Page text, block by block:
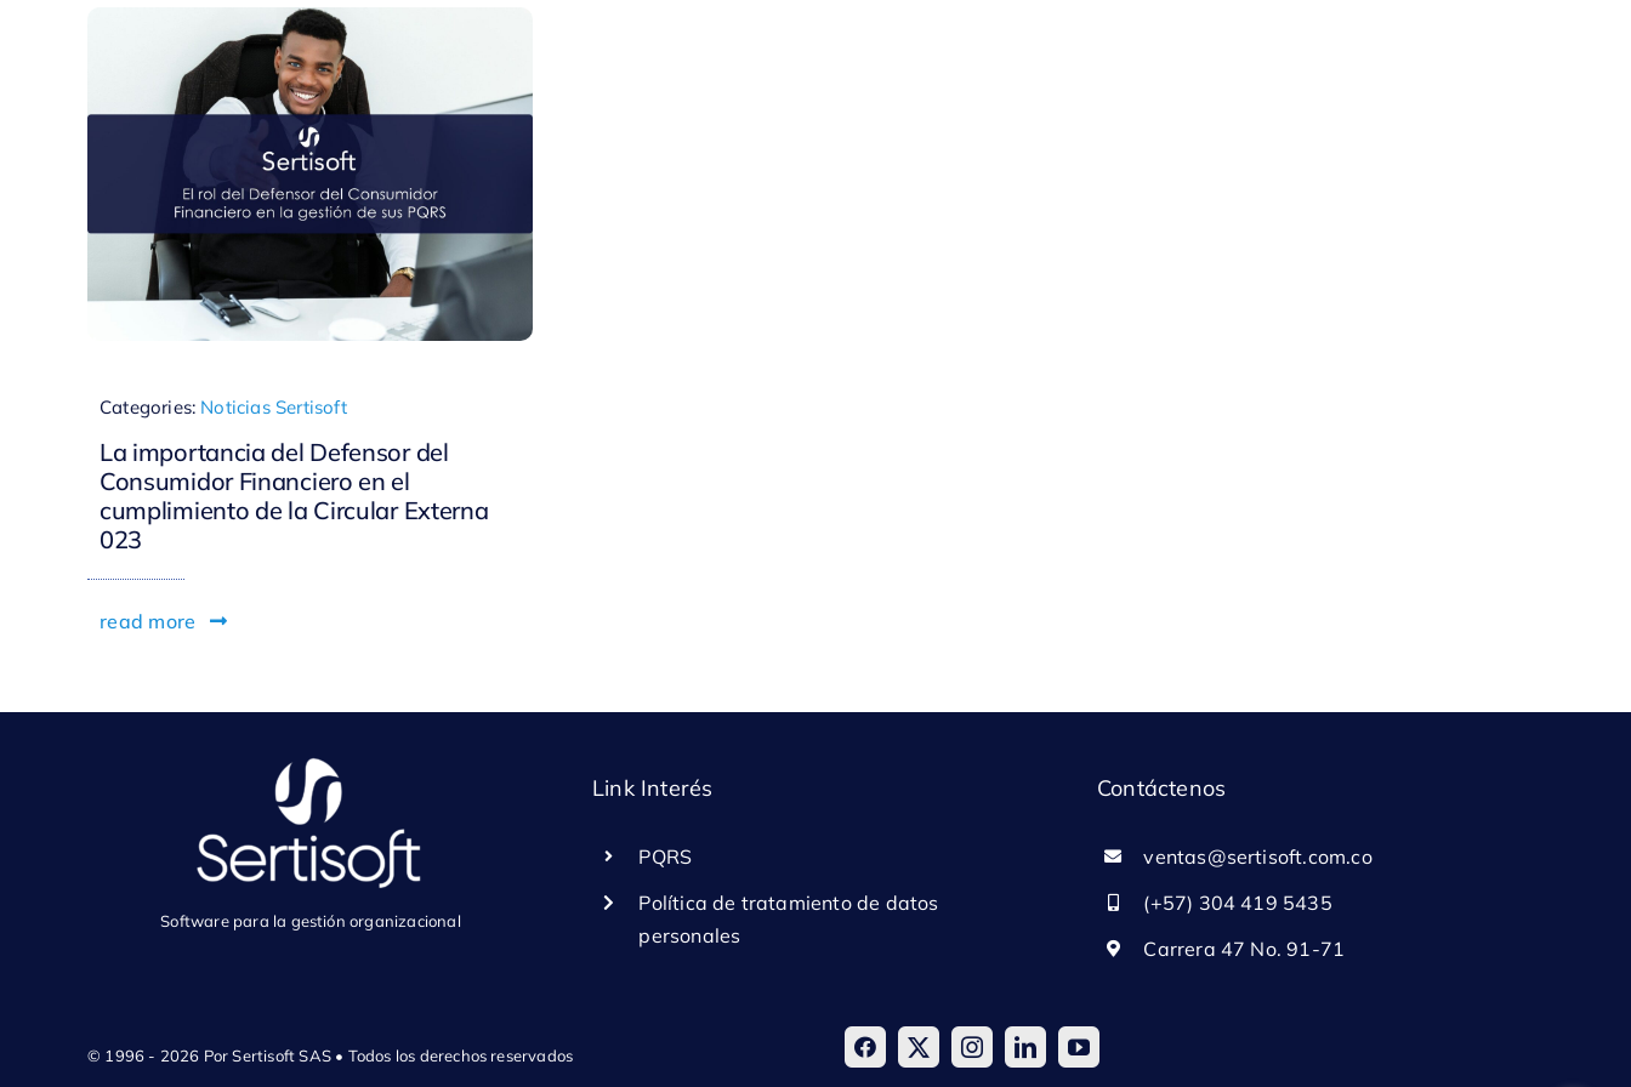
Categories: Noticias Sertisoft
La importancia del Defensor del
Consumidor Financiero en el
cumplimiento de la Circular Externa
023
read more
Software para la gestión organizacional
Link Interés
PQRS
Política de tratamiento de datos
personales
Contáctenos
ventas@sertisoft.com.co
(+57) 304 419 5435
Carrera 47 No. 91-71
© 1996 - 2026 Por Sertisoft SAS • Todos los derechos reservados